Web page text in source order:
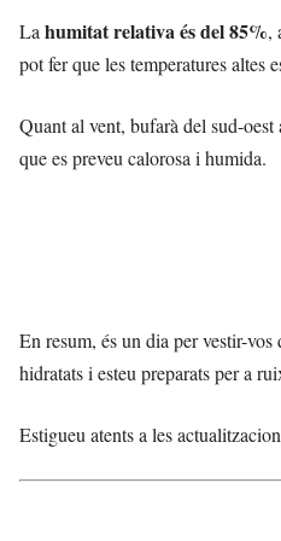
La humitat relativa és del 85%,
pot fer que les temperatures altes
Quant al vent, bufarà del sud-oest
que es preveu calorosa i humida.
En resum, és un dia per vestir-
hidratats i esteu preparats per a
Estigueu atents a les